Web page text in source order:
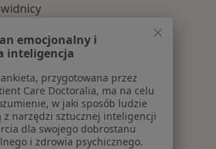
w Świdnicy
kategorii: Najczęście leczone
emocjonalny i
inteligencja
przygotowana przez
Care Doctoralia, ma na celu
w jaki sposób ludzie
z narzędzi sztucznej inteligencji
dla swojego dobrostanu
i zdrowia psychicznego.